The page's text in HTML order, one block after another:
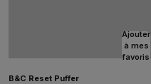
Ajouter
à mes
favoris
B&C Reset Puffer